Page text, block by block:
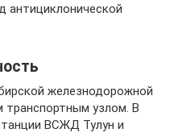
антициклонической
железнодорожной
транспортным узлом. В
ВСЖД Тулун и